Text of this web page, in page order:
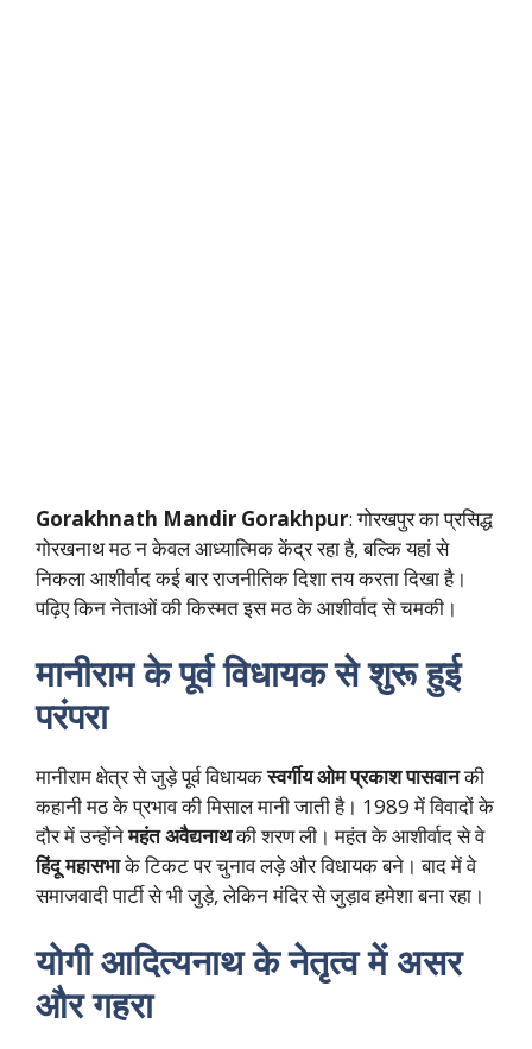
Gorakhnath Mandir Gorakhpur: गोरखपुर का प्रसिद्ध
गोरखनाथ मठ न केवल आध्यात्मिक केंद्र रहा है, बल्कि यहां से
निकला आशीर्वाद कई बार राजनीतिक दिशा तय करता दिखा है।
पढ़िए किन नेताओं की किस्मत इस मठ के आशीर्वाद से चमकी।
मानीराम के पूर्व विधायक से शुरू हुई
परंपरा
मानीराम क्षेत्र से जुड़े पूर्व विधायकस्वर्गीय ओम प्रकाश पासवानकी
कहानी मठ के प्रभाव की मिसाल मानी जाती है। 1989 में विवादों के
दौर में उन्होंनेमहंत अवैद्यनाथकी शरण ली। महंत के आशीर्वाद से वे
हिंदू महासभाके टिकट पर चुनाव लड़े और विधायक बने। बाद में वे
समाजवादी पार्टी से भी जुड़े, लेकिन मंदिर से जुड़ाव हमेशा बना रहा।
योगी आदित्यनाथ के नेतृत्व में असर
और गहरा